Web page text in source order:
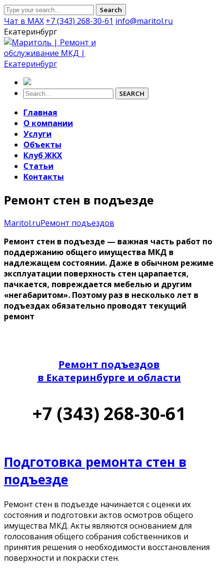
Search
Чат в MAX +7 (343) 268-30-61 info@maritol.ru
Екатеринбург
SEARCH
Главная
О компании
Услуги
Объекты
Клуб ЖКХ
Статьи
Контакты
Ремонт стен в подъезде
Maritol.ruРемонт подъездов
Ремонт стен в подъезде — важная часть работ по
поддержанию общего имущества МКД в
надлежащем состоянии. Даже в обычном режиме
эксплуатации поверхность стен царапается,
пачкается, повреждается мебелью и другим
«негабаритом». Поэтому раз в несколько лет в
подъездах обязательно проводят текущий
ремонт
Ремонт подъездов
в Екатеринбурге и области
+7 (343) 268-30-61
Подготовка ремонта стен в
подъезде
Ремонт стен в подъезде начинается с оценки их
состояния и подготовки актов осмотров общего
имущества МКД. Акты являются основанием для
голосования общего собрания собственников и
принятия решения о необходимости восстановления
поверхности и покраски стен.